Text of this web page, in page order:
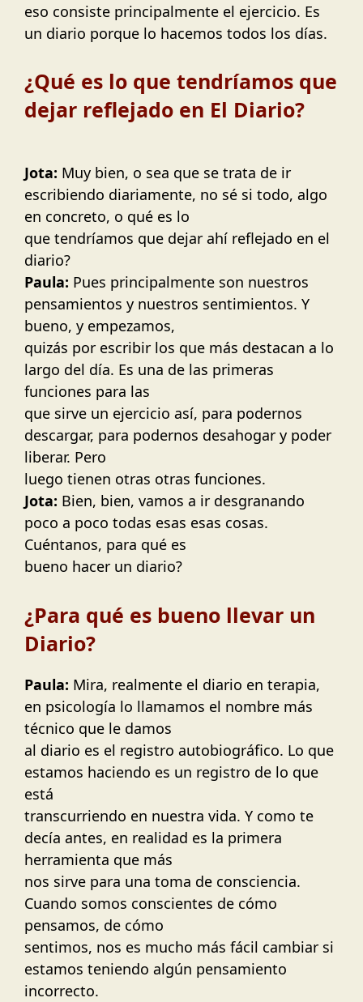
eso consiste principalmente el ejercicio. Es
un diario porque lo hacemos todos los días.
¿Qué es lo que tendríamos que
dejar reflejado en El Diario?
Jota: Muy bien, o sea que se trata de ir
escribiendo diariamente, no sé si todo, algo
en concreto, o qué es lo
que tendríamos que dejar ahí reflejado en el
diario?
Paula: Pues principalmente son nuestros
pensamientos y nuestros sentimientos. Y
bueno, y empezamos,
quizás por escribir los que más destacan a lo
largo del día. Es una de las primeras
funciones para las
que sirve un ejercicio así, para podernos
descargar, para podernos desahogar y poder
liberar. Pero
luego tienen otras otras funciones.
Jota: Bien, bien, vamos a ir desgranando
poco a poco todas esas esas cosas.
Cuéntanos, para qué es
bueno hacer un diario?
¿Para qué es bueno llevar un
Diario?
Paula: Mira, realmente el diario en terapia,
en psicología lo llamamos el nombre más
técnico que le damos
al diario es el registro autobiográfico. Lo que
estamos haciendo es un registro de lo que
está
transcurriendo en nuestra vida. Y como te
decía antes, en realidad es la primera
herramienta que más
nos sirve para una toma de consciencia.
Cuando somos conscientes de cómo
pensamos, de cómo
sentimos, nos es mucho más fácil cambiar si
estamos teniendo algún pensamiento
incorrecto.